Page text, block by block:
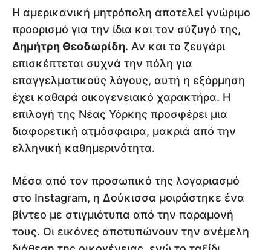
Η αμερικανική μητρόπολη αποτελεί γνώριμο
προορισμό για την ίδια και τον σύζυγό της,
Δημήτρη Θεοδωρίδη. Αν και το ζευγάρι
επισκέπτεται συχνά την πόλη για
επαγγελματικούς λόγους, αυτή η εξόρμηση
έχει καθαρά οικογενειακό χαρακτήρα. Η
επιλογή της Νέας Υόρκης προσφέρει μια
διαφορετική ατμόσφαιρα, μακριά από την
ελληνική καθημερινότητα.
Μέσα από τον προσωπικό της λογαριασμό
στο Instagram, η Δούκισσα μοιράστηκε ένα
βίντεο με στιγμιότυπα από την παραμονή
τους. Οι εικόνες αποτυπώνουν την ανέμελη